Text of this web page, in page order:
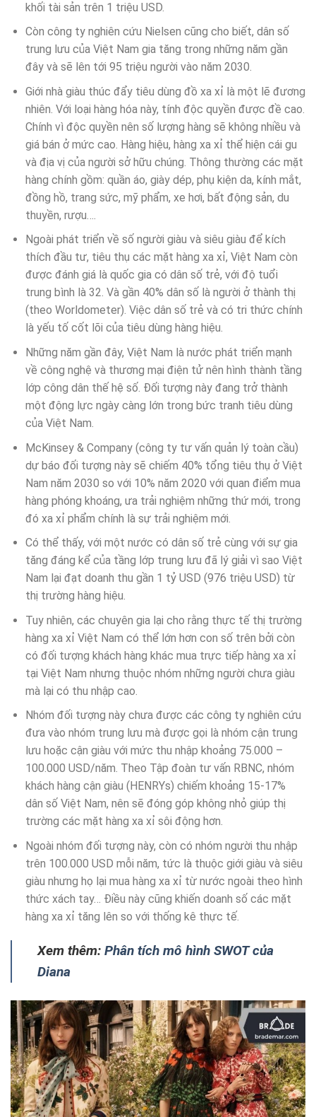
khối tài sản trên 1 triệu USD.
Còn công ty nghiên cứu Nielsen cũng cho biết, dân số
trung lưu của Việt Nam gia tăng trong những năm gần
đây và sẽ lên tới 95 triệu người vào năm 2030.
Giới nhà giàu thúc đẩy tiêu dùng đồ xa xỉ là một lẽ đương
nhiên. Với loại hàng hóa này, tính độc quyền được đề cao.
Chính vì độc quyền nên số lượng hàng sẽ không nhiều và
giá bán ở mức cao. Hàng hiệu, hàng xa xỉ thể hiện cái gu
và địa vị của người sở hữu chúng. Thông thường các mặt
hàng chính gồm: quần áo, giày dép, phụ kiện da, kính mắt,
đồng hồ, trang sức, mỹ phẩm, xe hơi, bất động sản, du
thuyền, rượu….
Ngoài phát triển về số người giàu và siêu giàu để kích
thích đầu tư, tiêu thụ các mặt hàng xa xỉ, Việt Nam còn
được đánh giá là quốc gia có dân số trẻ, với độ tuổi
trung bình là 32. Và gần 40% dân số là người ở thành thị
(theo Worldometer). Việc dân số trẻ và có tri thức chính
là yếu tố cốt lõi của tiêu dùng hàng hiệu.
Những năm gần đây, Việt Nam là nước phát triển mạnh
về công nghệ và thương mại điện tử nên hình thành tầng
lớp công dân thế hệ số. Đối tượng này đang trở thành
một động lực ngày càng lớn trong bức tranh tiêu dùng
của Việt Nam.
McKinsey & Company (công ty tư vấn quản lý toàn cầu)
dự báo đối tượng này sẽ chiếm 40% tổng tiêu thụ ở Việt
Nam năm 2030 so với 10% năm 2020 với quan điểm mua
hàng phóng khoáng, ưa trải nghiệm những thứ mới, trong
đó xa xỉ phẩm chính là sự trải nghiệm mới.
Có thể thấy, với một nước có dân số trẻ cùng với sự gia
tăng đáng kể của tầng lớp trung lưu đã lý giải vì sao Việt
Nam lại đạt doanh thu gần 1 tỷ USD (976 triệu USD) từ
thị trường hàng hiệu.
Tuy nhiên, các chuyên gia lại cho rằng thực tế thị trường
hàng xa xỉ Việt Nam có thể lớn hơn con số trên bởi còn
có đối tượng khách hàng khác mua trực tiếp hàng xa xỉ
tại Việt Nam nhưng thuộc nhóm những người chưa giàu
mà lại có thu nhập cao.
Nhóm đối tượng này chưa được các công ty nghiên cứu
đưa vào nhóm trung lưu mà được gọi là nhóm cận trung
lưu hoặc cận giàu với mức thu nhập khoảng 75.000 –
100.000 USD/năm. Theo Tập đoàn tư vấn RBNC, nhóm
khách hàng cận giàu (HENRYs) chiếm khoảng 15-17%
dân số Việt Nam, nên sẽ đóng góp không nhỏ giúp thị
trường các mặt hàng xa xỉ sôi động hơn.
Ngoài nhóm đối tượng này, còn có nhóm người thu nhập
trên 100.000 USD mỗi năm, tức là thuộc giới giàu và siêu
giàu nhưng họ lại mua hàng xa xỉ từ nước ngoài theo hình
thức xách tay… Điều này cũng khiến doanh số các mặt
hàng xa xỉ tăng lên so với thống kê thực tế.
Xem thêm: Phân tích mô hình SWOT của
Diana